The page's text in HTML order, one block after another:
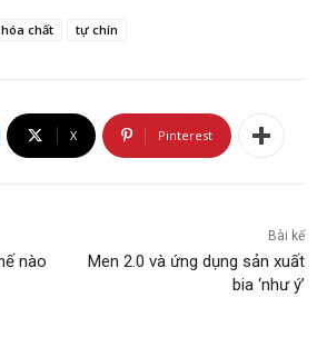
chất tự chín
X Pinterest
nào
Bài kế
Men 2.0 và ứng dụng sản xuất
bia ‘như ý’